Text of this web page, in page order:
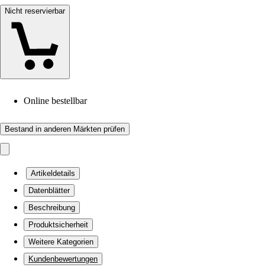
Nicht reservierbar
Online bestellbar
Bestand in anderen Märkten prüfen
Artikeldetails
Datenblätter
Beschreibung
Produktsicherheit
Weitere Kategorien
Kundenbewertungen